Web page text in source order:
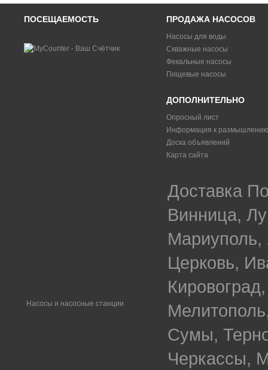
ПОСЕЩАЕМОСТЬ ПРОДАЖА НАСОСОВ
Насосы для воды
Скважные насосы
Фекальные насосы
Пищевые насосы
ДОПОЛНИТЕЛЬНО
Опросный лист
Информация к размышлению
Доска объявлений
Карта сайта
Насосы и насосные станции
Доставка
Винница,
Церковь,
Сумы,
Черкассы,